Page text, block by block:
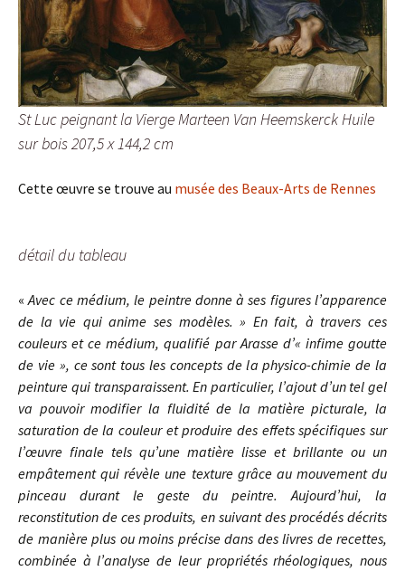
St Luc peignant la Vierge Marteen Van Heemskerck Huile
sur bois 207,5 x 144,2 cm
Cette œuvre se trouve au musée des Beaux-Arts de Rennes
détail du tableau
«Avec ce médium, le peintre donne à ses figures l’apparence
de la vie qui anime ses modèles. » En fait, à travers ces
couleurs et ce médium, qualifié par Arasse d’« infime goutte
de vie », ce sont tous les concepts de la physico-chimie de la
peinture qui transparaissent. En particulier, l’ajout d’un tel gel
va pouvoir modifier la fluidité de la matière picturale, la
saturation de la couleur et produire des effets spécifiques sur
l’œuvre finale tels qu’une matière lisse et brillante ou un
empâtement qui révèle une texture grâce au mouvement du
pinceau durant le geste du peintre. Aujourd’hui, la
reconstitution de ces produits, en suivant des procédés décrits
de manière plus ou moins précise dans des livres de recettes,
combinée à l’analyse de leur propriétés rhéologiques, nous